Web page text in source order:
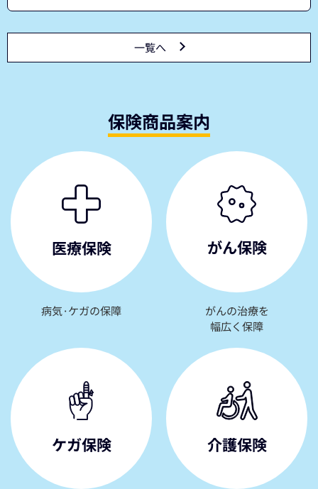
一覧へ
保険商品案内
医療保険
病気·ケガの保障
がん保険
がんの治療を
幅広く保障
ケガ保険 介護保険